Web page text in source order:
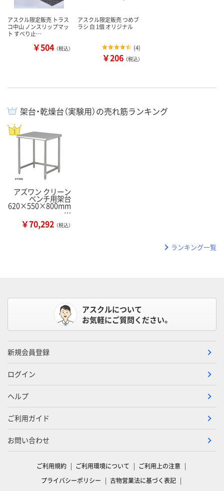
アスクル限定販売 トラス
コ中山 ノンスリップマッ
ト すべり止…
￥504 （税込）
アスクル限定販売 つめブ
ラシ 白 1個 オリジナル
(4)
￥206 （税込）
架台・乾燥台（実験用）の売れ筋ランキング
アズワン クリーン
ベンチ用架台
620×550×800mm
…
￥70,292 （税込）
ランキング一覧
アスクルについて
お気軽にご質問ください。
新規会員登録
ログイン
ヘルプ
ご利用ガイド
お問い合わせ
ご利用規約 ご利用環境について
ご利用上の注意
プライバシーポリシー
古物営業法に基づく表記